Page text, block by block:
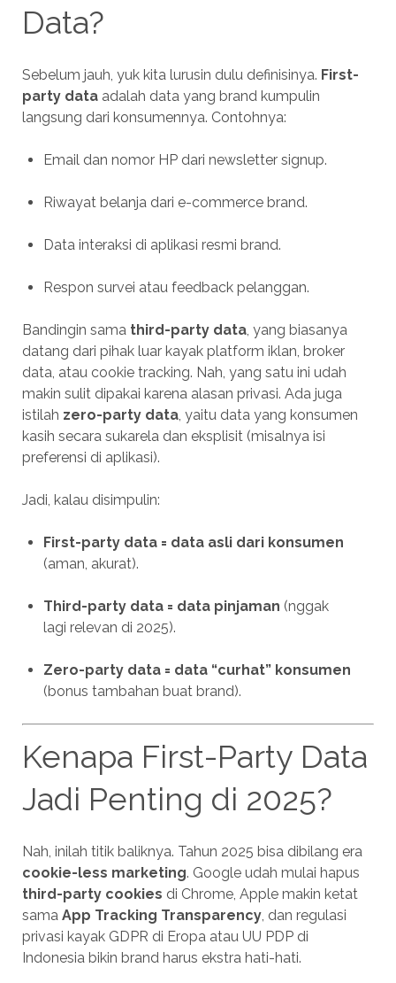
Data?
Sebelum jauh, yuk kita lurusin dulu definisinya. First-
party dataadalah data yang brand kumpulin
langsung dari konsumennya. Contohnya:
Email dan nomor HP dari newsletter signup.
Riwayat belanja dari e-commerce brand.
Data interaksi di aplikasi resmi brand.
Respon survei atau feedback pelanggan.
Bandingin sama third-party data, yang biasanya
datang dari pihak luar kayak platform iklan, broker
data, atau cookie tracking. Nah, yang satu ini udah
makin sulit dipakai karena alasan privasi. Ada juga
istilah zero-party data, yaitu data yang konsumen
kasih secara sukarela dan eksplisit (misalnya isi
preferensi di aplikasi).
Jadi, kalau disimpulin:
First-party data = data asli dari konsumen
(aman, akurat).
Third-party data = data pinjaman (nggak
lagi relevan di 2025).
Zero-party data = data “curhat” konsumen
(bonus tambahan buat brand).
Kenapa First-Party Data
Jadi Penting di 2025?
Nah, inilah titik baliknya. Tahun 2025 bisa dibilang era
cookie-less marketing. Google udah mulai hapus
third-party cookies di Chrome, Apple makin ketat
sama App Tracking Transparency, dan regulasi
privasi kayak GDPR di Eropa atau UU PDP di
Indonesia bikin brand harus ekstra hati-hati.